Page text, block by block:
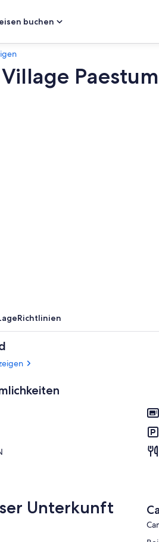
buchen
Paestum
Richtlinien
Unterkunft